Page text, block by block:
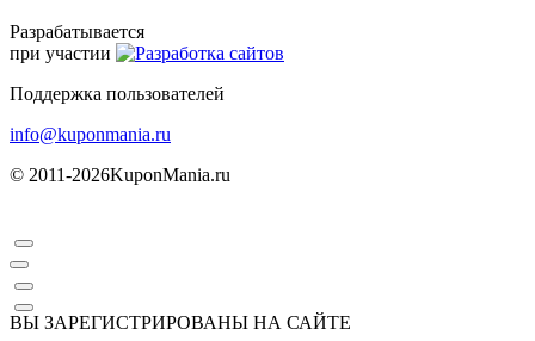
Разрабатывается
при участии
Поддержка пользователей
info@kuponmania.ru
© 2011-2026KuponMania.ru
ВЫ ЗАРЕГИСТРИРОВАНЫ НА САЙТЕ